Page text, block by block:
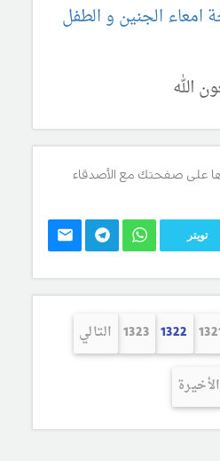
امعاء الجنين و الطفل
الله
على صفحتك مع الأصدقاء
تويتر
1322
1323 التالي
الأخيرة